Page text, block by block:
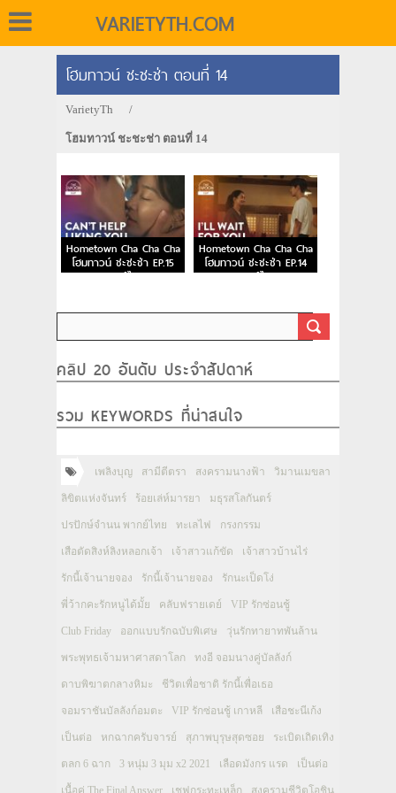
VARIETYTH.COM
โฮมทาวน์ ชะชะช่า ตอนที่ 14
VarietyTh /
โฮมทาวน์ ชะชะช่า ตอนที่ 14
Hometown Cha Cha Cha
โฮมทาวน์ ชะชะช่า EP.15
พากย์ไทย
Hometown Cha Cha Cha
โฮมทาวน์ ชะชะช่า EP.14
พากย์ไทย
คลิป 20 อันดับ ประจำสัปดาห์
รวม KEYWORDS ที่น่าสนใจ
เพลิงบุญ สามีตีตรา สงครามนางฟ้า วิมานเมขลา
ลิขิตแห่งจันทร์ ร้อยเล่ห์มารยา มธุรสโลกันตร์
ปรปักษ์จำนน พากย์ไทย ทะเลไฟ กรงกรรม
เสือตัดสิงห์ลิงหลอกเจ้า เจ้าสาวแก้ขัด เจ้าสาวบ้านไร่
รักนี้เจ้านายจอง รักนี้เจ้านายจอง รักนะเป็ดโง่
พี่ว้ากคะรักหนูได้มั้ย คลับฟรายเดย์ VIP รักซ่อนชู้
Club Friday ออกแบบรักฉบับพิเศษ วุ่นรักทายาทพันล้าน
พระพุทธเจ้ามหาศาสดาโลก ทงอี จอมนางคู่บัลลังก์
ดาบพิฆาตกลางหิมะ ชีวิตเพื่อชาติ รักนี้เพื่อเธอ
จอมราชันบัลลังก์อมตะ VIP รักซ่อนชู้ เกาหลี เสือชะนีเก้ง
เป็นต่อ หกฉากครับจารย์ สุภาพบุรุษสุดซอย ระเบิดเถิดเทิง
ตลก 6 ฉาก 3 หนุ่ม 3 มุม x2 2021 เลือดมังกร แรด เป็นต่อ
เนื้อคู่ The Final Answer เชฟกระทะเหล็ก สงครามชีวิตโอชิน